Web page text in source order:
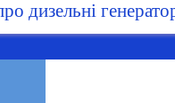
дизельні